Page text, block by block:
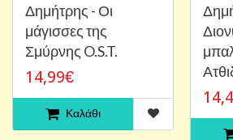
Δημήτρης - Οι
μάγισσες της
Σμύρνης O.S.T.
14,99€
Καλάθι